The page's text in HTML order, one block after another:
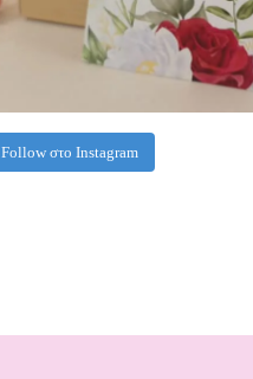
Follow στο Instagram